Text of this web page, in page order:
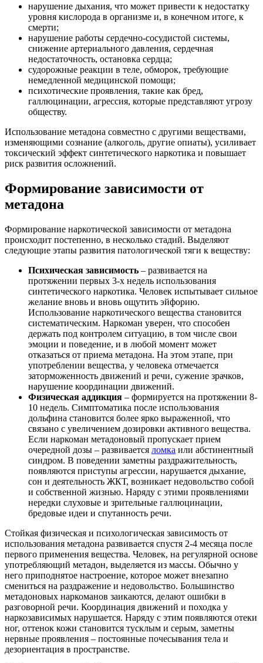
нарушение дыхания, что может привести к недостатку
уровня кислорода в организме и, в конечном итоге, к
смерти;
нарушение работы сердечно-сосудистой системы,
снижение артериального давления, сердечная
недостаточность, остановка сердца;
судорожные реакции в теле, обморок, требующие
немедленной медицинской помощи;
психотические проявления, такие как бред,
галлюцинации, агрессия, которые представляют угрозу
обществу.
Использование метадона совместно с другими веществами,
изменяющими сознание (алкоголь, другие опиаты), усиливает
токсический эффект синтетического наркотика и повышает
риск развития осложнений.
Формирование зависимости от
метадона
Формирование наркотической зависимости от метадона
происходит постепенно, в несколько стадий. Выделяют
следующие этапы развития патологической тяги к веществу:
Психическая зависимость – развивается на
протяжении первых 3-х недель использования
синтетического наркотика. Человек испытывает сильное
желание вновь и вновь ощутить эйфорию.
Использование наркотического вещества становится
систематическим. Наркоман уверен, что способен
держать под контролем ситуацию, в том числе свои
эмоции и поведение, и в любой момент может
отказаться от приема метадона. На этом этапе, при
употреблении вещества, у человека отмечается
заторможенность движений и речи, сужение зрачков,
нарушение координации движений.
Физическая аддикция – формируется на протяжении 8-
10 недель. Симптоматика после использования
дольфина становится более ярко выраженной, что
связано с увеличением дозировки активного вещества.
Если наркоман метадоновый пропускает прием
очередной дозы – развивается ломка или абстинентный
синдром. В поведении заметны раздражительность,
появляются приступы агрессии, нарушается дыхание,
сон и деятельность ЖКТ, возникает недовольство собой
и собственной жизнью. Наряду с этими проявлениями
нередки слуховые и зрительные галлюцинации,
бредовые идеи и спутанность речи.
Стойкая физическая и психологическая зависимость от
использования метадона развивается спустя 2-4 месяца после
первого применения вещества. Человек, на регулярной основе
употребляющий метадон, выделяется из массы. Обычно у
него приподнятое настроение, которое может внезапно
смениться на раздражение и недовольство. Большинство
метадоновых наркоманов заикаются, делают ошибки в
разговорной речи. Координация движений и походка у
наркозависимых нарушается. Наряду с этим появляются отеки
ног, оттенок кожи становится тусклым и серым, заметны
нервные проявления – постоянные почесывания тела и
дезориентация в пространстве.